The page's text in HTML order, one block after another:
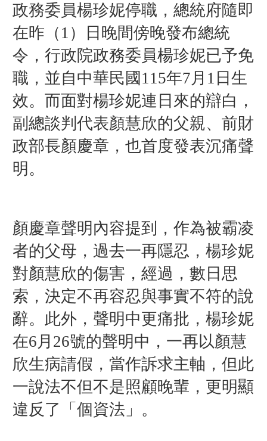
政務委員楊珍妮停職，總統府隨即
在昨（1）日晚間傍晚發布總統
令，行政院政務委員楊珍妮已予免
職，並自中華民國115年7月1日生
效。而面對楊珍妮連日來的辯白，
副總談判代表顏慧欣的父親、前財
政部長顏慶章，也首度發表沉痛聲
明。
顏慶章聲明內容提到，作為被霸凌
者的父母，過去一再隱忍，楊珍妮
對顏慧欣的傷害，經過，數日思
索，決定不再容忍與事實不符的說
辭。此外，聲明中更痛批，楊珍妮
在6月26號的聲明中，一再以顏慧
欣生病請假，當作訴求主軸，但此
一說法不但不是照顧晚輩，更明顯
違反了「個資法」。